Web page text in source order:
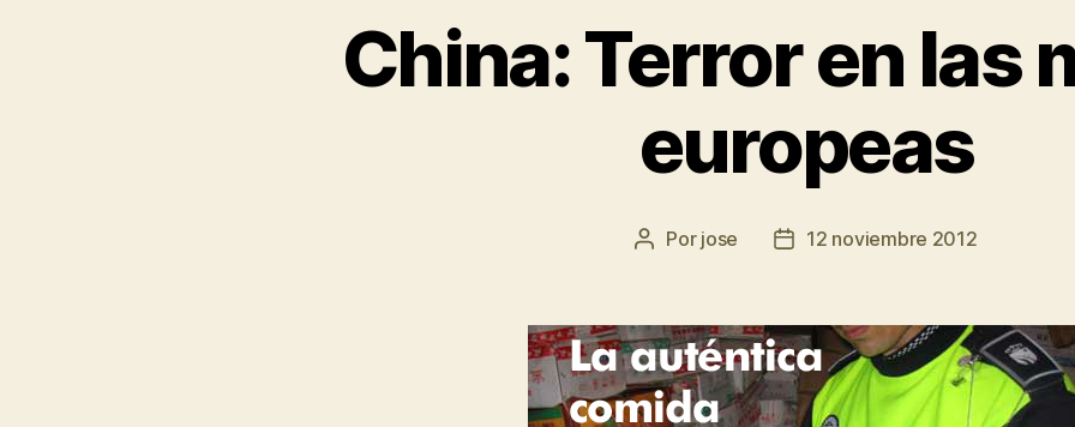
China: Terror en las
europeas
Por jose 12 noviembre 2012